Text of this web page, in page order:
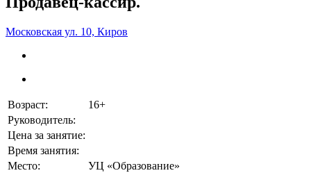
Московская ул. 10, Киров
Возраст:
16+
Руководитель:
Цена за занятие:
Время занятия:
Место:
УЦ «Образование»